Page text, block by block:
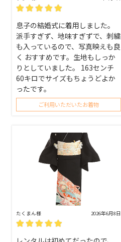
息子の結婚式に着用しました。
派手すぎず、地味すぎずで、刺繍
も入っているので、写真映えも良
く おすすめです。生地もしっか
りとしていました。 163センチ
60キロでサイズもちょうどよか
ったです。
ご利用いただいたお着物
たくまん様 2026年6月8日